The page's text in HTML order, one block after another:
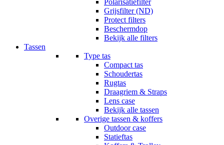
Polarisatiefilter
Grijsfilter (ND)
Protect filters
Beschermdop
Bekijk alle filters
Tassen
Type tas
Compact tas
Schoudertas
Rugtas
Draagriem & Straps
Lens case
Bekijk alle tassen
Overige tassen & koffers
Outdoor case
Statieftas